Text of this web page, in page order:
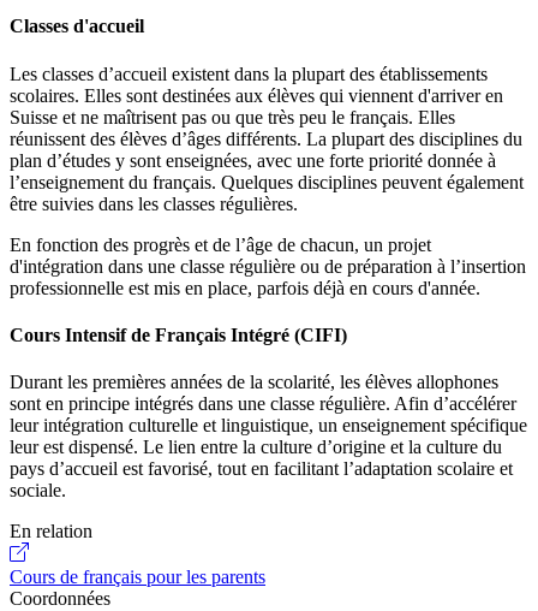
Classes d'accueil
Les classes d’accueil existent dans la plupart des établissements
scolaires. Elles sont destinées aux élèves qui viennent d'arriver en
Suisse et ne maîtrisent pas ou que très peu le français. Elles
réunissent des élèves d’âges différents. La plupart des disciplines du
plan d’études y sont enseignées, avec une forte priorité donnée à
l’enseignement du français. Quelques disciplines peuvent également
être suivies dans les classes régulières.
En fonction des progrès et de l’âge de chacun, un projet
d'intégration dans une classe régulière ou de préparation à l’insertion
professionnelle est mis en place, parfois déjà en cours d'année.
Cours Intensif de Français Intégré (CIFI)
Durant les premières années de la scolarité, les élèves allophones
sont en principe intégrés dans une classe régulière. Afin d’accélérer
leur intégration culturelle et linguistique, un enseignement spécifique
leur est dispensé. Le lien entre la culture d’origine et la culture du
pays d’accueil est favorisé, tout en facilitant l’adaptation scolaire et
sociale.
En relation
Cours de français pour les parents
Coordonnées